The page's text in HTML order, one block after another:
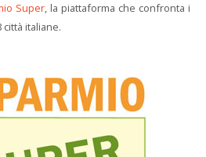
Super, la piattaforma che confronta i
italiane.